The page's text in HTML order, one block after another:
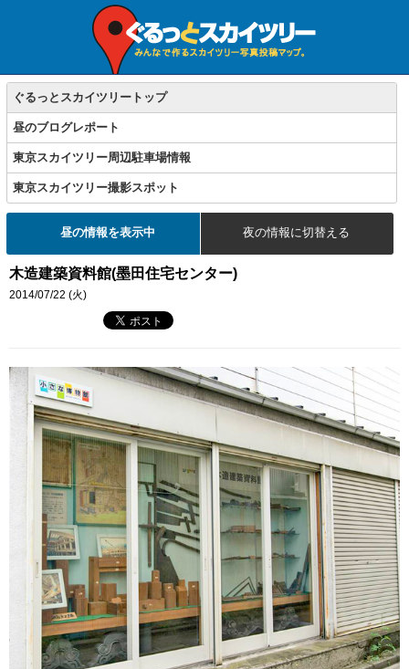
ぐるっとスカイツリートップ
昼のブログレポート
東京スカイツリー周辺駐車場情報
東京スカイツリー撮影スポット
昼の情報を表示中 夜の情報に切替える
木造建築資料館(墨田住宅センター)
2014/07/22 (火)